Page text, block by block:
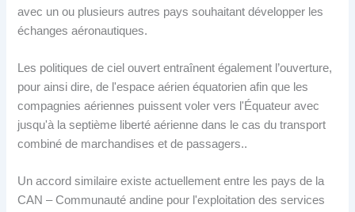
avec un ou plusieurs autres pays souhaitant développer les
échanges aéronautiques.
Les politiques de ciel ouvert entraînent également l’ouverture,
pour ainsi dire, de l'espace aérien équatorien afin que les
compagnies aériennes puissent voler vers l'Équateur avec
jusqu'à la septième liberté aérienne dans le cas du transport
combiné de marchandises et de passagers..
Un accord similaire existe actuellement entre les pays de la
CAN – Communauté andine pour l'exploitation des services